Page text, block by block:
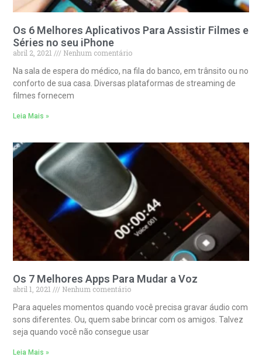
Os 6 Melhores Aplicativos Para Assistir Filmes e
Séries no seu iPhone
abril 2, 2021
Nenhum comentário
Na sala de espera do médico, na fila do banco, em trânsito ou no
conforto de sua casa. Diversas plataformas de streaming de
filmes fornecem
Leia Mais »
Os 7 Melhores Apps Para Mudar a Voz
abril 1, 2021
Nenhum comentário
Para aqueles momentos quando você precisa gravar áudio com
sons diferentes. Ou, quem sabe brincar com os amigos. Talvez
seja quando você não consegue usar
Leia Mais »